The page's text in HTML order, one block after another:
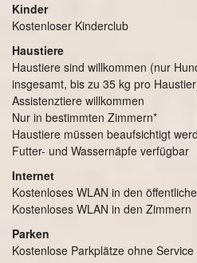
Kinder
Kostenloser Kinderclub
Haustiere
Haustiere sind willkommen (nur
insgesamt, bis zu 35 kg pro
Assistenztiere willkommen
Nur in bestimmten Zimmern*
Haustiere müssen beaufsichtigt
Futter- und Wassernäpfe verfügbar
Internet
Kostenloses WLAN in den
Kostenloses WLAN in den Zimmern
Parken
Kostenlose Parkplätze ohne